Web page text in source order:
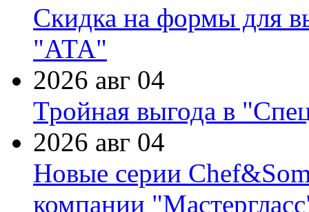
Скидка на формы для
"АТА"
2026 авг 04
Тройная выгода в
2026 авг 04
Новые серии
компании